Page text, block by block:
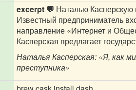
excerpt 💬 Наталью Касперскую
Известный предприниматель
направление «Интернет и
Касперская предлагает
Наталья Касперская: «Я, как
преступника»